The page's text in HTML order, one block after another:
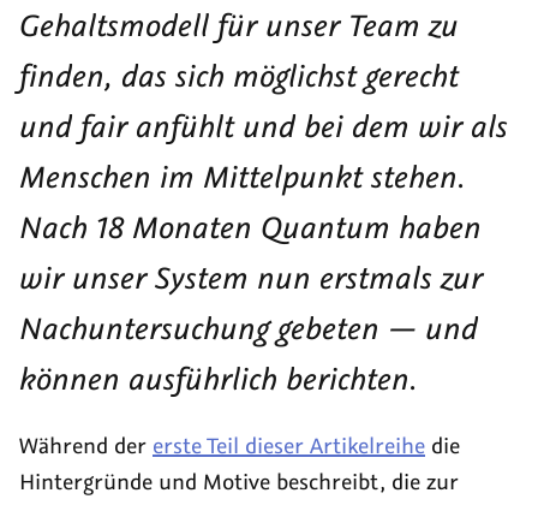
Gehaltsmodell für unser Team zu
finden, das sich möglichst gerecht
und fair anfühlt und bei dem wir als
Menschen im Mittelpunkt stehen.
Nach 18 Monaten Quantum haben
wir unser System nun erstmals zur
Nachuntersuchung gebeten — und
können ausführlich berichten.
Während der erste Teil dieser Artikelreihe die
Hintergründe und Motive beschreibt, die zur